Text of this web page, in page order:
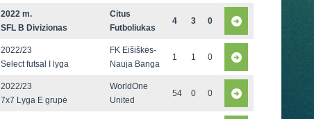
2022 m.
SFL B Divizionas
Citus
Futboliukas
4 3 0
2022/23
Select futsal I lyga
FK Eišiškės-
Nauja Banga
1 1 0
2022/23
7x7 Lyga E grupė
WorldOne
United
54 0 0